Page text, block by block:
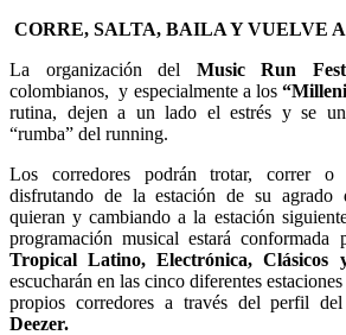
CORRE, SALTA, BAILA Y VUELVE
La organización del Music Run Fest
colombianos, y especialmente a los
rutina, dejen a un lado el estrés y se
“rumba” del running.
Los corredores podrán trotar, correr
disfrutando de la estación de su agrado
quieran y cambiando a la estación
programación musical estará conformada
Tropical Latino, Electrónica, Clásicos
escucharán en las cinco diferentes
propios corredores a través del perfil
Deezer.